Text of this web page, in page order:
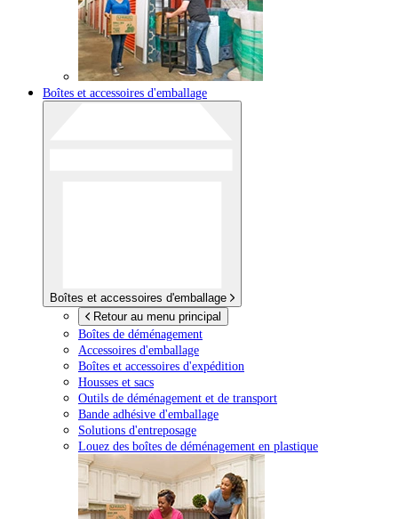
Boîtes et accessoires d'emballage
Boîtes et accessoires d'emballage
Retour au menu principal
Boîtes de déménagement
Accessoires d'emballage
Boîtes et accessoires d'expédition
Housses et sacs
Outils de déménagement et de transport
Bande adhésive d'emballage
Solutions d'entreposage
Louez des boîtes de déménagement en plastique